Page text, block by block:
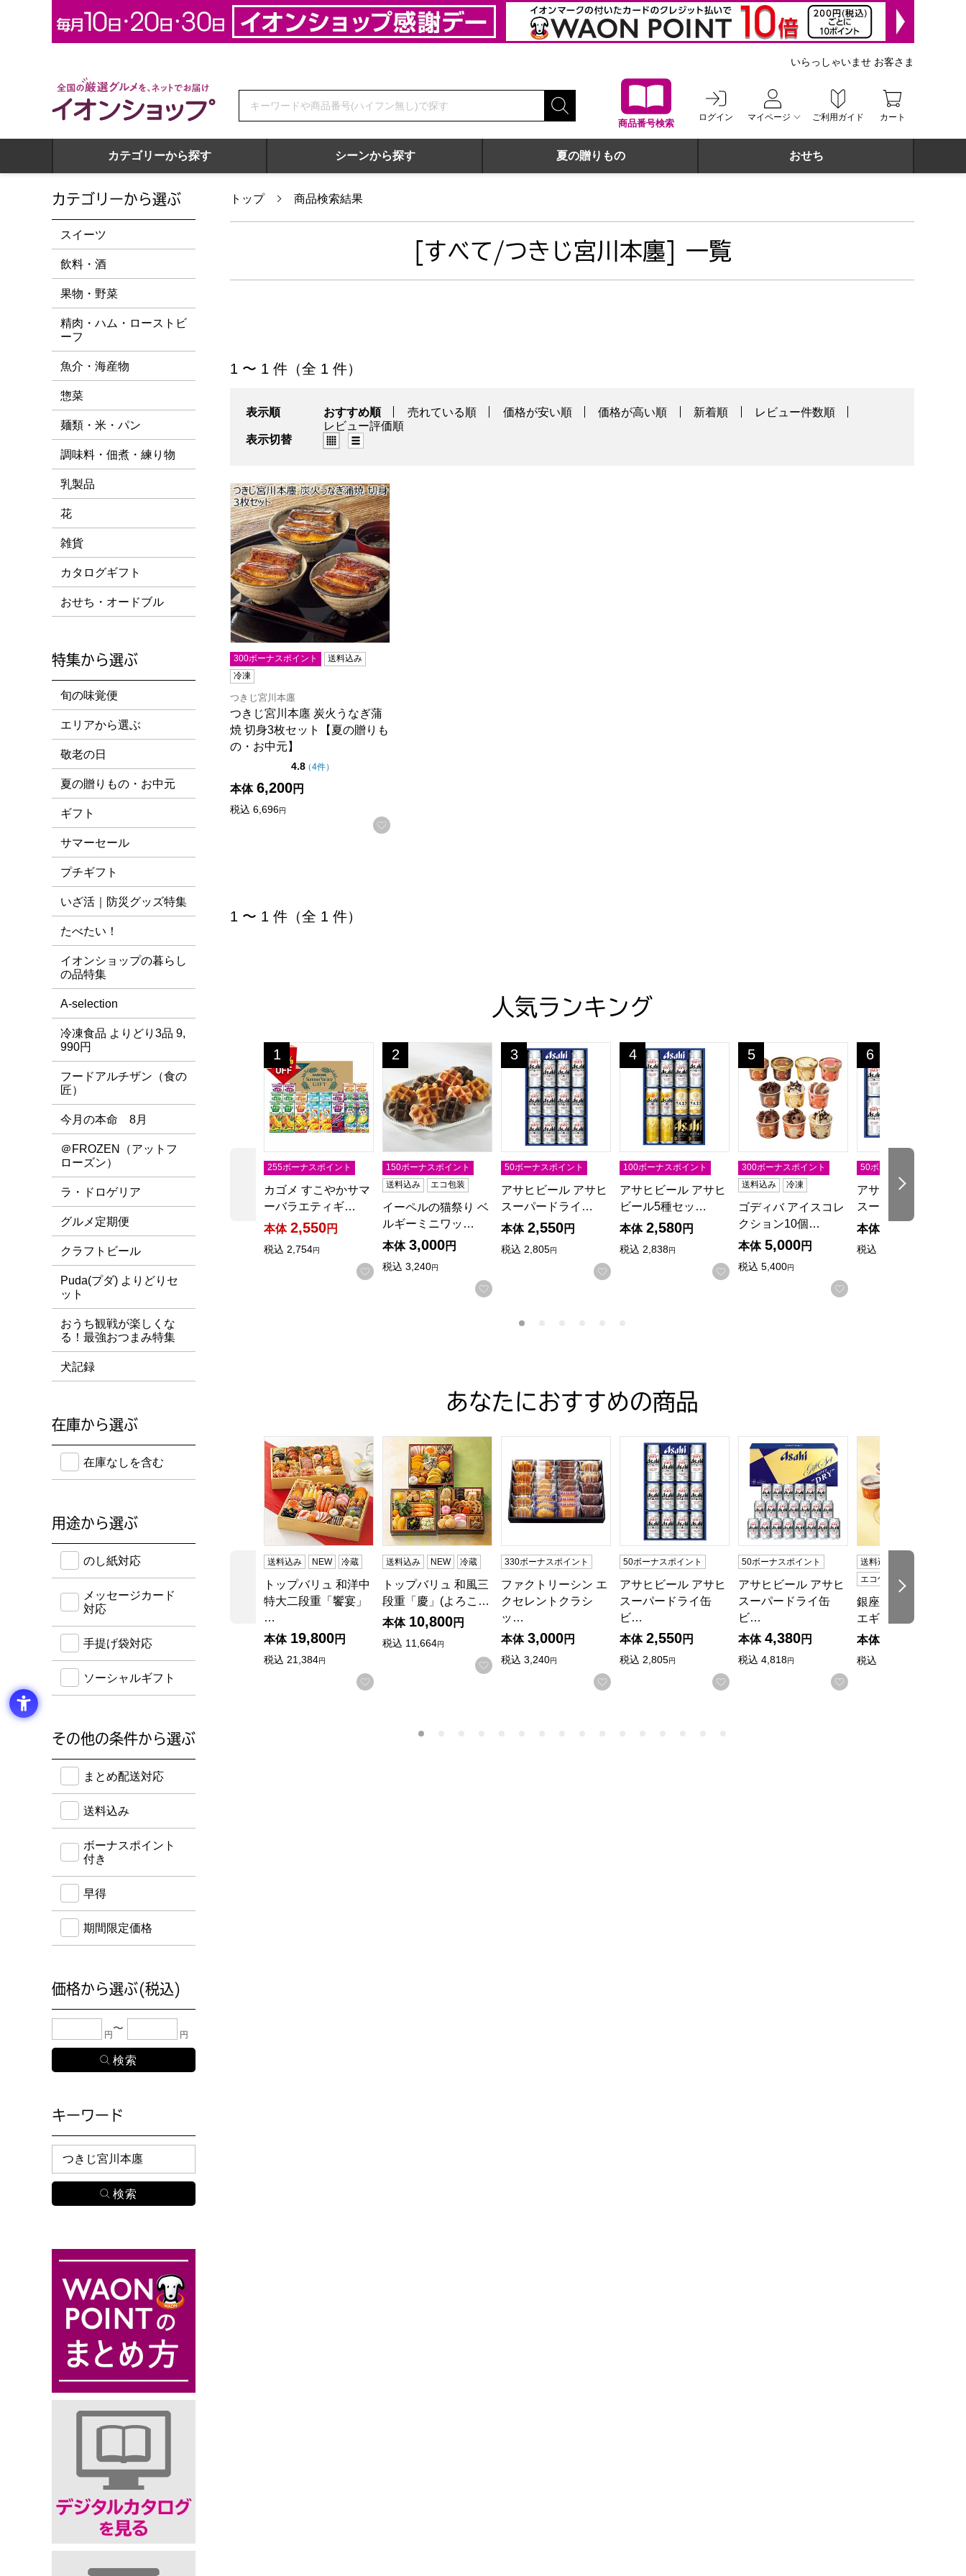
全国の厳選グルメを、ネットでお届け イオンショップ
商品番号検索
ログイン マイページ ご利用ガイド カート
いらっしゃいませ お客さま
カテゴリーから探す シーンから探す 夏の贈りもの おせち
トップ 商品検索結果
[すべて/つきじ宮川本廛] 一覧
[すべて/つきじ宮川本廛] 一覧
1 〜 1 件（全 1 件）
表示順 おすすめ順 売れている順 価格が安い順 価格が高い順 新着順
レビュー件数順
レビュー評価順
表示切替
グリッド表示（タイル表示）
つきじ宮川本廛 炭火うなぎ蒲焼 切身3枚セット【夏の贈りもの・お中元】
300ボーナスポイント
送料込み
冷凍
つきじ宮川本廛
つきじ宮川本廛 炭火うなぎ蒲
焼 切身3枚セット【夏の贈りも
の・お中元】
4.8点（5点満点中）
（4件の評価
）
本体 6,200円
税込 6,696円
お気に入りに登録する
1 〜 1 件（全 1 件）
人気ランキング
前の商品
カゴメ すこやかサマーバラエティギフト【夏の贈りもの・お中元】[KYJ-30ST]
1
位
255ボーナスポイント
カゴメ すこやかサマ
ーバラエティギ…
本体 2,550円
税込 2,754円
お気に入りに登録する
イーペルの猫祭り ベルギーミニワッフル【夏の贈りもの・お中元】[YJ-YW]
2
位
150ボーナスポイント
送料込み
エコ包装
イーペルの猫祭り ベ
ルギーミニワッ…
本体 3,000円
税込 3,240円
お気に入りに登録する
アサヒビール アサヒスーパードライ缶ビールセット【夏の贈りもの・お中元】[AS-3N]
3
位
50ボーナスポイント
アサヒビール アサヒ
スーパードライ…
本体 2,550円
税込 2,805円
お気に入りに登録する
アサヒビール アサヒビール5種セット【夏の贈りもの・お中元】
4
位
100ボーナスポイント
アサヒビール アサヒ
ビール5種セッ…
本体 2,580円
税込 2,838円
お気に入りに登録する
ゴディバ アイスコレクション10個入【夏
5
位
300ボーナスポイント
送料込み
冷凍
ゴディバ アイスコレ
クション10個…
本体 5,000円
税込 5,400円
お気に入りに登録する
アサヒビール アサ
6
位
50ボーナスポイント
アサヒビール アサヒ
スーパードライ…
本体
税込
次の商品
あなたにおすすめの商品
前の商品
トップバリュ 和洋中特大二段重「饗宴」(きょうえん)【4〜5人前・77品目】【イオンのおせち】
送料込み NEW 冷蔵
トップバリュ 和洋中
特大二段重「饗宴」
…
本体 19,800円
税込 21,384円
お気に入りに登録する
トップバリュ 和風三段重「慶」(よろこび)【3〜4人前・35品目】【イオンのおせち】
送料込み NEW 冷蔵
トップバリュ 和風三
段重「慶」(よろこ…
本体 10,800円
税込 11,664円
お気に入りに登録する
ファクトリーシン エクセレントクラシック30【夏の贈りもの・お中元】[EX-C30]
330ボーナスポイント
ファクトリーシン エ
クセレントクラシ
ッ…
本体 3,000円
税込 3,240円
お気に入りに登録する
アサヒビール アサヒスーパードライ缶ビールセット【夏の贈りも
50ボーナスポイント
アサヒビール アサヒ
スーパードライ缶
ビ…
本体 2,550円
税込 2,805円
お気に入りに登録する
アサヒビール アサヒスーパードライ缶ビ
50ボーナスポイント
アサヒビール アサヒ
スーパードライ缶
ビ…
本体 4,380円
税込 4,818円
お気に入りに登録する
送料込み
エコ包装
銀座京橋 レ ロジェ
エギュスキロール…
本体
税込
次の商品
カテゴリーから選ぶ
スイーツ
飲料・酒
果物・野菜
精肉・ハム・ローストビ
ーフ
魚介・海産物
惣菜
麺類・米・パン
調味料・佃煮・練り物
乳製品
花
雑貨
カタログギフト
おせち・オードブル
特集から選ぶ
旬の味覚便
エリアから選ぶ
敬老の日
夏の贈りもの・お中元
ギフト
サマーセール
プチギフト
いざ活｜防災グッズ特集
たべたい！
イオンショップの暮らし
の品特集
A-selection
冷凍食品 よりどり3品 9,
990円
フードアルチザン（食の
匠）
今月の本命 8月
＠FROZEN（アットフ
ローズン）
ラ・ドロゲリア
グルメ定期便
クラフトビール
Puda(プダ) よりどりセ
ット
おうち観戦が楽しくな
る！最強おつまみ特集
犬記録
在庫から選ぶ
在庫のない商品を含めて検索することができます。
在庫なしを含む
用途から選ぶ
のし紙・メッセージカード・手提げ袋に対応している商品から絞りこむことができます。
のし紙対応
メッセージカード
対応
手提げ袋対応
ソーシャルギフト
その他の条件から選ぶ
送料込み・ボーナスポイント付き・早得・期間限定商品から絞り込むことができます。
まとめ配送対応
送料込み
ボーナスポイント
付き
早得
期間限定価格
価格から選ぶ(税込)
下限金額・上限金額のどちらか１つまたは両方に、検索したい金額を入力してください。
円 円
キーワード
検索したい商品のキーワードを入力してください。